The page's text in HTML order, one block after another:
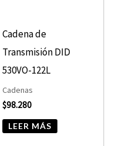
Cadena de
Transmisión DID
530VO-122L
Cadenas
$98.280
LEER MÁS